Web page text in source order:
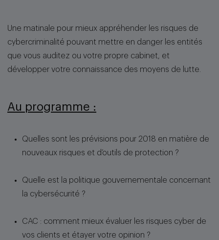
Une matinale pour mieux appréhender les risques de
cybercriminalité pouvant mettre en danger les entités
que vous auditez ou votre propre cabinet, et
développer votre connaissance des moyens de lutte.
Au programme :
Quelles sont les prévisions pour 2018 en matière de
nouveaux risques et d’outils de protection ?
Quelle est la politique gouvernementale concernant
la cybersécurité ?
CAC : comment mieux évaluer les risques cyber de
vos clients et étayer votre opinion ?